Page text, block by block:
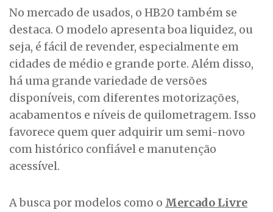
No mercado de usados, o HB20 também se
destaca. O modelo apresenta boa liquidez, ou
seja, é fácil de revender, especialmente em
cidades de médio e grande porte. Além disso,
há uma grande variedade de versões
disponíveis, com diferentes motorizações,
acabamentos e níveis de quilometragem. Isso
favorece quem quer adquirir um semi-novo
com histórico confiável e manutenção
acessível.
A busca por modelos como o Mercado Livre